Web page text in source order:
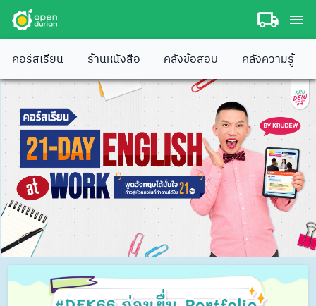
คอร์สเรียน ร้านหนังสือ คลังข้อสอบ คลังความรู้